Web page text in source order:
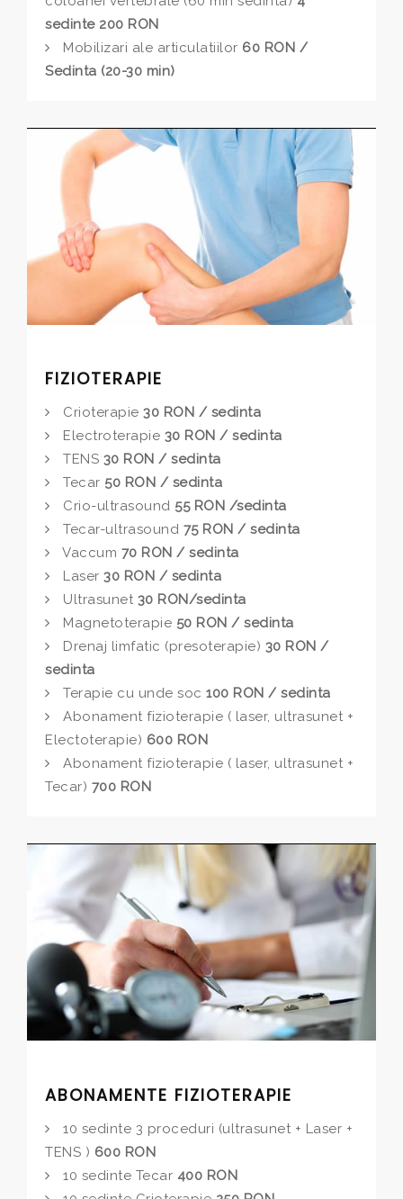
sedinte 200 RON
Mobilizari ale articulatiilor 60 RON /
Sedinta (20-30 min)
FIZIOTERAPIE
Crioterapie 30 RON / sedinta
Electroterapie 30 RON / sedinta
TENS 30 RON / sedinta
Tecar 50 RON / sedinta
Crio-ultrasound 55 RON /sedinta
Tecar-ultrasound 75 RON / sedinta
Vaccum 70 RON / sedinta
Laser 30 RON / sedinta
Ultrasunet 30 RON/sedinta
Magnetoterapie 50 RON / sedinta
Drenaj limfatic (presoterapie) 30 RON /
sedinta
Terapie cu unde soc 100 RON / sedinta
Abonament fizioterapie ( laser, ultrasunet +
Electoterapie) 600 RON
Abonament fizioterapie ( laser, ultrasunet +
Tecar) 700 RON
ABONAMENTE FIZIOTERAPIE
10 sedinte 3 proceduri (ultrasunet + Laser +
TENS ) 600 RON
10 sedinte Tecar 400 RON